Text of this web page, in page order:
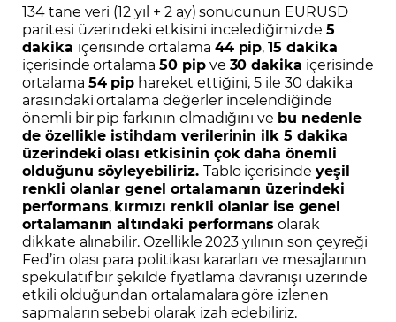
134 tane veri (12 yıl + 2 ay) sonucunun EURUSD
paritesi üzerindeki etkisini incelediğimizde 5
dakika içerisinde ortalama 44 pip,15 dakika
içerisinde ortalama 50 pipve 30 dakika içerisinde
ortalama 54 pip hareket ettiğini, 5 ile 30 dakika
arasındaki ortalama değerler incelendiğinde
önemli bir pip farkının olmadığını ve bu nedenle
de özellikle istihdam verilerinin ilk 5 dakika
üzerindeki olası etkisinin çok daha önemli
olduğunu söyleyebiliriz. Tablo içerisinde yeşil
renkli olanlar genel ortalamanın üzerindeki
performans,kırmızı renkli olanlar ise genel
ortalamanın altındaki performans olarak
dikkate alınabilir. Özellikle 2023 yılının son çeyreği
Fed’in olası para politikası kararları ve mesajlarının
spekülatif bir şekilde fiyatlama davranışı üzerinde
etkili olduğundan ortalamalara göre izlenen
sapmaların sebebi olarak izah edebiliriz.